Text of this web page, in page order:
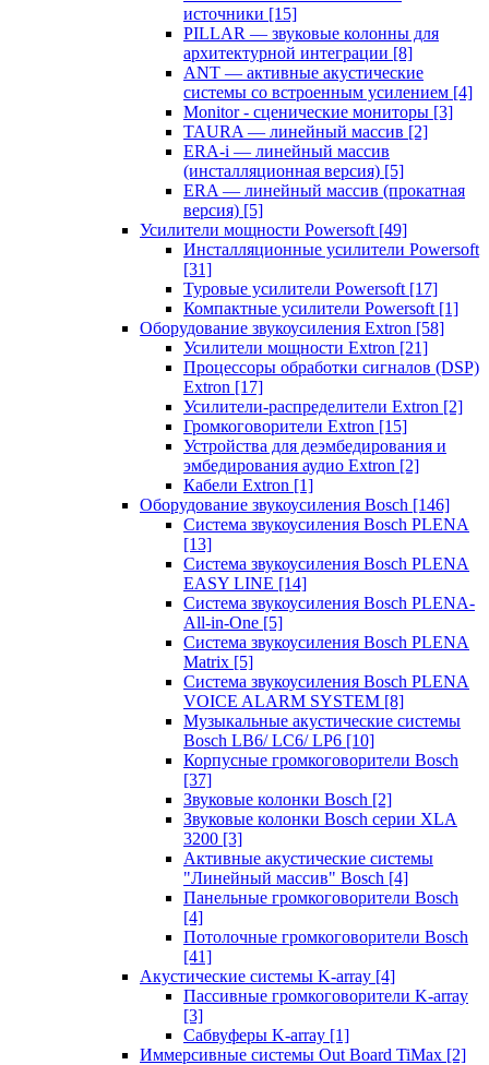
источники [15]
PILLAR — звуковые колонны для
архитектурной интеграции [8]
ANT — активные акустические
системы со встроенным усилением [4]
Monitor - сценические мониторы [3]
TAURA — линейный массив [2]
ERA-i — линейный массив
(инсталляционная версия) [5]
ERA — линейный массив (прокатная
версия) [5]
Усилители мощности Powersoft [49]
Инсталляционные усилители Powersoft
[31]
Туровые усилители Powersoft [17]
Компактные усилители Powersoft [1]
Оборудование звукоусиления Extron [58]
Усилители мощности Extron [21]
Процессоры обработки сигналов (DSP)
Extron [17]
Усилители-распределители Extron [2]
Громкоговорители Extron [15]
Устройства для деэмбедирования и
эмбедирования аудио Extron [2]
Кабели Extron [1]
Оборудование звукоусиления Bosch [146]
Система звукоусиления Bosch PLENA
[13]
Система звукоусиления Bosch PLENA
EASY LINE [14]
Система звукоусиления Bosch PLENA-
All-in-One [5]
Система звукоусиления Bosch PLENA
Matrix [5]
Система звукоусиления Bosch PLENA
VOICE ALARM SYSTEM [8]
Музыкальные акустические системы
Bosch LB6/ LC6/ LP6 [10]
Корпусные громкоговорители Bosch
[37]
Звуковые колонки Bosch [2]
Звуковые колонки Bosch серии XLA
3200 [3]
Активные акустические системы
"Линейный массив" Bosch [4]
Панельные громкоговорители Bosch
[4]
Потолочные громкоговорители Bosch
[41]
Акустические системы K-array [4]
Пассивные громкоговорители K-array
[3]
Сабвуферы K-array [1]
Иммерсивные системы Out Board TiMax [2]